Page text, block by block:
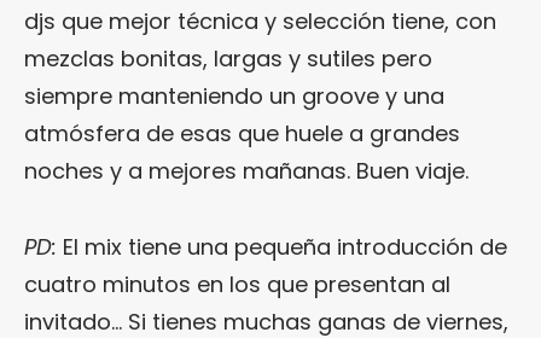
djs que mejor técnica y selección tiene, con
mezclas bonitas, largas y sutiles pero
siempre manteniendo un groove y una
atmósfera de esas que huele a grandes
noches y a mejores mañanas. Buen viaje.
PD: El mix tiene una pequeña introducción de
cuatro minutos en los que presentan al
invitado… Si tienes muchas ganas de viernes,